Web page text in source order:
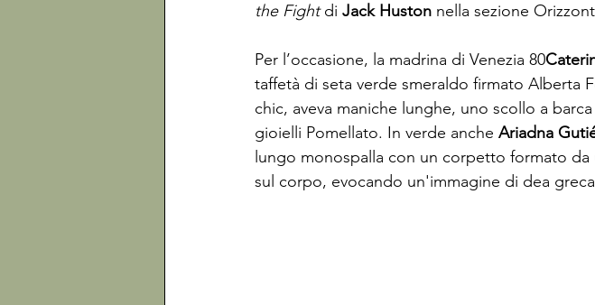
the Fight di Jack Huston nella sezione
Per l’occasione, la madrina di Venezia 80
taffetà di seta verde smeraldo firmato Alberta
chic, aveva maniche lunghe, uno scollo a
gioielli Pomellato. In verde anche Ariadna
lungo monospalla con un corpetto formato
sul corpo, evocando un'immagine di dea